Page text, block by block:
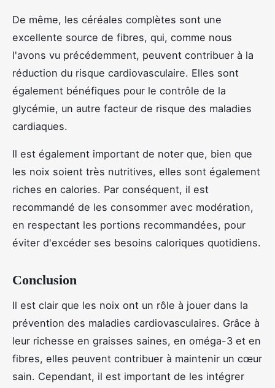
De même, les céréales complètes sont une
excellente source de fibres, qui, comme nous
l'avons vu précédemment, peuvent contribuer à la
réduction du risque cardiovasculaire. Elles sont
également bénéfiques pour le contrôle de la
glycémie, un autre facteur de risque des maladies
cardiaques.
Il est également important de noter que, bien que
les noix soient très nutritives, elles sont également
riches en calories. Par conséquent, il est
recommandé de les consommer avec modération,
en respectant les portions recommandées, pour
éviter d'excéder ses besoins caloriques quotidiens.
Conclusion
Il est clair que les noix ont un rôle à jouer dans la
prévention des maladies cardiovasculaires. Grâce à
leur richesse en graisses saines, en oméga-3 et en
fibres, elles peuvent contribuer à maintenir un cœur
sain. Cependant, il est important de les intégrer